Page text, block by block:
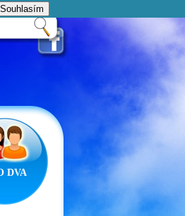
Souhlasím
DVA